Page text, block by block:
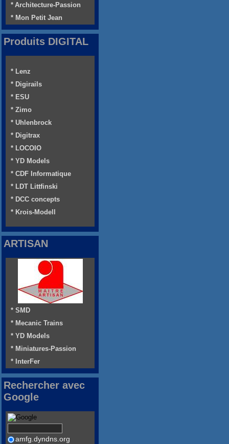
* Architecture-Passion
* Mon Petit Jean
Produits DIGITAL
* Lenz
* Digirails
* ESU
* Zimo
* Uhlenbrock
* Digitrax
* LOCOIO
* YD Models
* CDF Informatique
* LDT Littfinski
* DCC concepts
* Krois-Modell
ARTISAN
* SMD
* Mecanic Trains
* YD Models
* Miniatures-Passion
* InterFer
Rechercher avec
Google
amfg.dyndns.org